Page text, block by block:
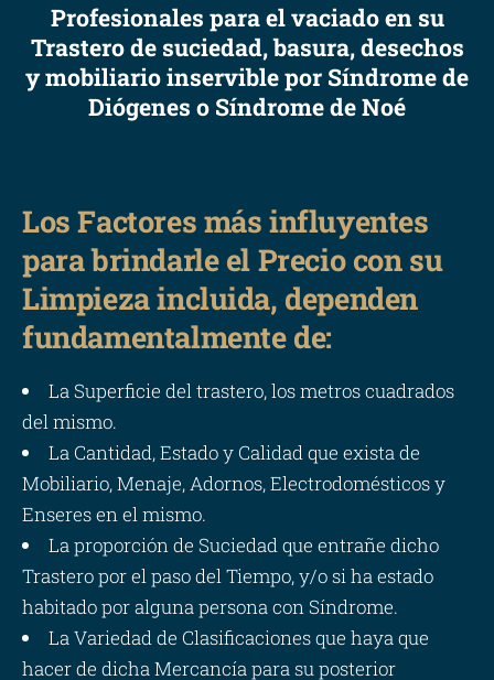
Profesionales para el vaciado en su
Trastero de suciedad, basura, desechos
y mobiliario inservible por Síndrome de
Diógenes o Síndrome de Noé
Los Factores más influyentes
para brindarle el Precio con su
Limpieza incluida, dependen
fundamentalmente de:
La Superficie del trastero, los metros cuadrados
del mismo.
La Cantidad, Estado y Calidad que exista de
Mobiliario, Menaje, Adornos, Electrodomésticos y
Enseres en el mismo.
La proporción de Suciedad que entrañe dicho
Trastero por el paso del Tiempo, y/o si ha estado
habitado por alguna persona con Síndrome.
La Variedad de Clasificaciones que haya que
hacer de dicha Mercancía para su posterior